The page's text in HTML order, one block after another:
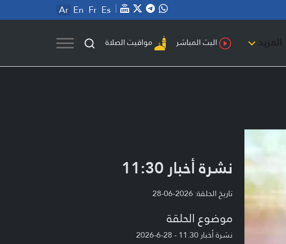
Ar En Fr Es
المزيد البث المباشر مواقيت الصلاة
نشرة أخبار 11:30
تاريخ الحلقة: 2026-06-28
موضوع الحلقة
نشرة أخبار 11.30 - 28-6-2026